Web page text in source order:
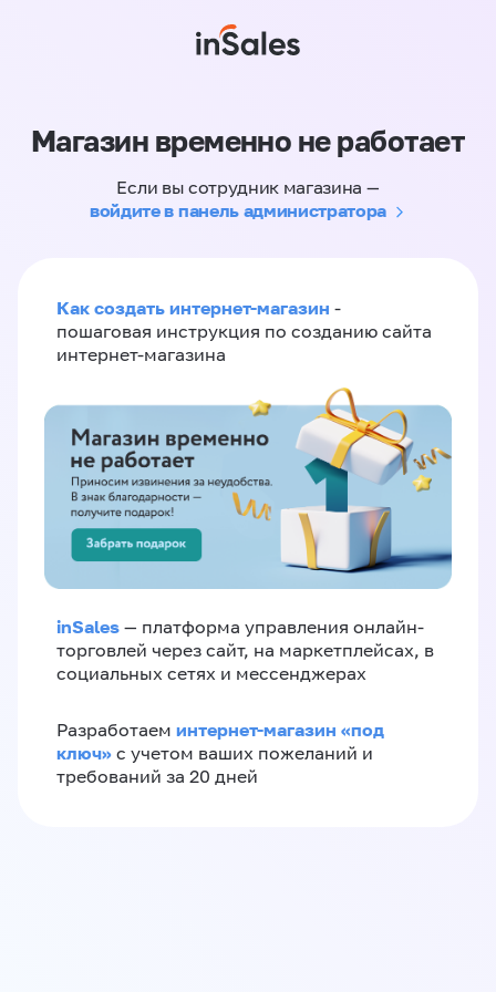
Магазин временно не работает
Если вы сотрудник магазина —
войдите в панель администратора
Как создать интернет-магазин -
пошаговая инструкция по созданию сайта
интернет-магазина
inSales — платформа управления онлайн-
торговлей через сайт, на маркетплейсах, в
социальных сетях и мессенджерах
Разработаем интернет-магазин «‎под
ключ»‎ с учетом ваших пожеланий и
требований за 20 дней